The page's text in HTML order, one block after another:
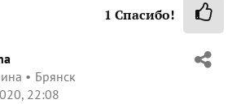
1 Спасибо!
Брянск
22:08